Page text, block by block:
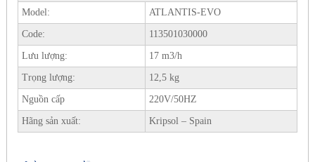
Model: ATLANTIS-EVO
Code: 113501030000
Lưu lượng: 17 m3/h
Trọng lượng: 12,5 kg
Nguồn cấp 220V/50HZ
Hãng sản xuất: Kripsol – Spain